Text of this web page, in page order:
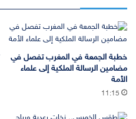
خطبة الجمعة في المغرب تفصل في
مضامين الرسالة الملكية إلى علماء
الأمة
11:15